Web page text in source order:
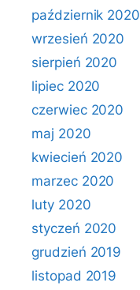
październik 2020
wrzesień 2020
sierpień 2020
lipiec 2020
czerwiec 2020
maj 2020
kwiecień 2020
marzec 2020
luty 2020
styczeń 2020
grudzień 2019
listopad 2019